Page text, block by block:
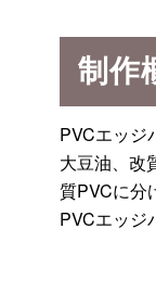
制作
PVCエッジ
大豆油、改
質PVCに分
PVCエッジ